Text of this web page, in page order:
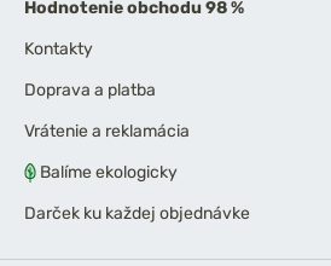
Hodnotenie obchodu 98 %
Kontakty
Doprava a platba
Vrátenie a reklamácia
Balíme ekologicky
Darček ku každej objednávke